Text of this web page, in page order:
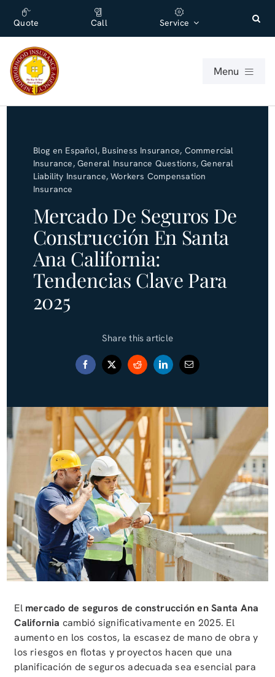
content
content
Quote Call Service
Menu
For Businesses
About
Office
Blog (English)
Blog (Español)
Blog en Español, Business Insurance, Commercial
Insurance,General Insurance Questions,General
Liability Insurance,Workers Compensation
Insurance
Mercado De Seguros De
Construcción En Santa
Ana California:
Tendencias Clave Para
2025
Share this article
El mercado de seguros de construcción en Santa Ana
California cambió significativamente en 2025. El
aumento en los costos, la escasez de mano de obra y
los riesgos en flotas y proyectos hacen que una
planificación de seguros adecuada sea esencial para